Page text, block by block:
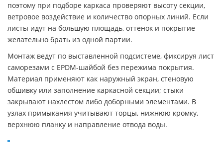
поэтому при подборе каркаса проверяют высоту секции,
ветровое воздействие и количество опорных линий. Если
листы идут на большую площадь, оттенок и покрытие
желательно брать из одной партии.
Монтаж ведут по выставленной подсистеме, фиксируя лист
саморезами с EPDM-шайбой без пережима покрытия.
Материал применяют как наружный экран, стеновую
обшивку или заполнение каркасной секции; стыки
закрывают нахлестом либо доборными элементами. В
узлах примыкания учитывают торцы, нижнюю кромку,
верхнюю планку и направление отвода воды.